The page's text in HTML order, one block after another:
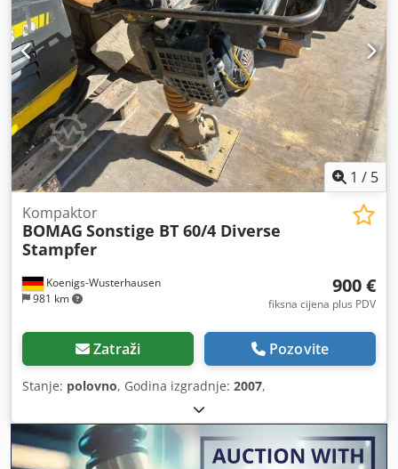
1 / 5
Koenigs-Wusterhausen
981 km
Kompaktor
BOMAG Sonstige BT 60/4 Diverse
Stampfer
900 €
fiksna cijena plus PDV
Zatraži Pozovite
Stanje: polovno, Godina izgradnje: 2007,